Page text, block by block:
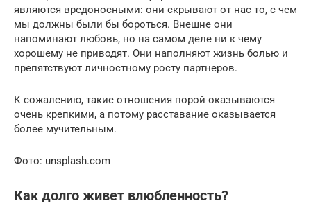
являются вредоносными: они скрывают от нас то, с чем
мы должны были бы бороться. Внешне они
напоминают любовь, но на самом деле ни к чему
хорошему не приводят. Они наполняют жизнь болью и
препятствуют личностному росту партнеров.
К сожалению, такие отношения порой оказываются
очень крепкими, а потому расставание оказывается
более мучительным.
Фото: unsplash.com
Как долго живет влюбленность?